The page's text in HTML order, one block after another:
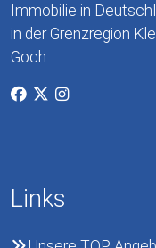
Immobilie in
in der Grenzregion
Goch.
Links